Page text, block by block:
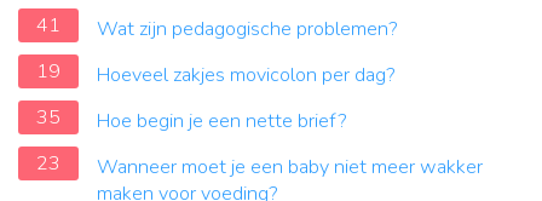
41
Wat zijn pedagogische problemen?
19
Hoeveel zakjes movicolon per dag?
35
Hoe begin je een nette brief?
23
Wanneer moet je een baby niet meer wakker
maken voor voeding?